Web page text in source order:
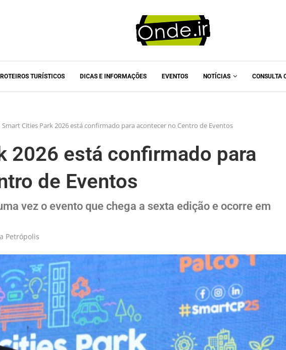
ROTEIROS TURÍSTICOS DICAS E INFORMAÇÕES EVENTOS NOTÍCIAS CONSULTA
Smart Cities Park 2026 está confirmado para acontecer no Centro de Eventos
2026 está confirmado para
de Eventos
vez o evento que chega a sexta edição e ocorre em
Petrópolis